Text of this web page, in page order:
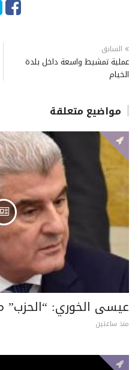
السابق
عملية تمشيط واسعة داخل بلدة
الخيام
مواضيع متعلقة
عيسى الخوري: “الحزب”
منذ ساعتين